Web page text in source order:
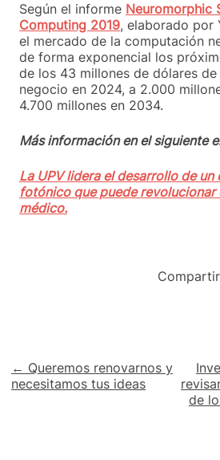
Según el informe Neuromorphic
Computing 2019, elaborado por
el mercado de la computación
de forma exponencial los
de los 43 millones de dólares
negocio en 2024, a 2.000
4.700 millones en 2034.
Más información en el siguiente
La UPV lidera el desarrollo de
fotónico que puede
médico.
Navegación
de
← Queremos renovarnos y
necesitamos tus ideas
de